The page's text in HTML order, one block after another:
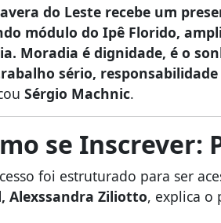
do Leste recebe um
módulo do Ipê Florido,
Moradia é dignidade, é o
sério,
Sérgio Machnic.
se Inscrever:
foi estruturado para ser
Alexssandra Ziliotto, explica o